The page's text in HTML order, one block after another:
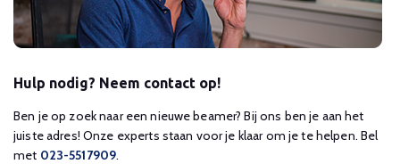
Hulp nodig? Neem contact op!
Ben je op zoek naar een nieuwe beamer? Bij ons ben je aan het
juiste adres! Onze experts staan voor je klaar om je te helpen. Bel
met 023-5517909.